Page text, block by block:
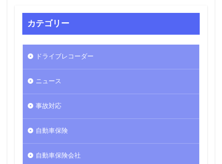
カテゴリー
ドライブレコーダー
ニュース
事故対応
自動車保険
自動車保険会社